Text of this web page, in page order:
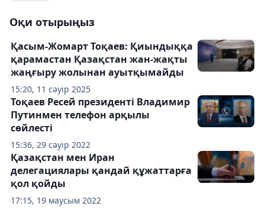
Оқи отырыңыз
15:20, 11 сәуір 2025
Қасым-Жомарт Тоқаев: Қиындыққа
қарамастан Қазақстан жан-жақты
жаңғыру жолынан ауытқымайды
15:36, 29 сәуір 2022
Тоқаев Ресей президенті Владимир
Путинмен телефон арқылы
сөйлесті
17:15, 19 маусым 2022
Қазақстан мен Иран
делегациялары қандай құжаттарға
қол қойды